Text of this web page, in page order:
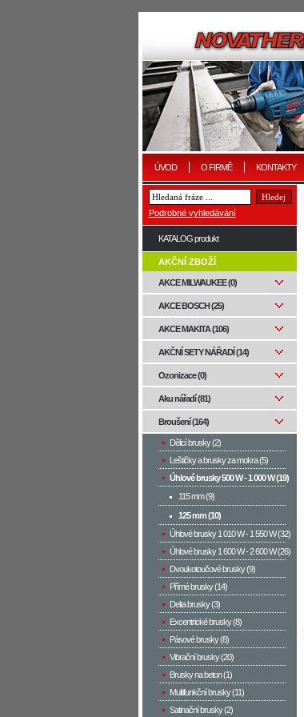
ÚVOD O FIRMĚ KONTAKTY
Podrobné vyhledávání
KATALOG produkt
AKČNÍ ZBOŽÍ
AKCE MILWAUKEE (0)
AKCE BOSCH (25)
AKCE MAKITA (106)
AKČNÍ SETY NÁŘADÍ (14)
Ozonizace (0)
Aku nářadí (81)
Broušení (164)
Dělicí brusky (2)
Leštičky a brusky za mokra (5)
Úhlové brusky 500 W­ - 1 000 W (19)
115 mm (9)
125 mm (10)
Úhlové brusky 1 010 W - 1 550 W (32)
Úhlové brusky 1 600 W - 2 600 W (26)
Dvoukotoučové brusky (9)
Přímé brusky (14)
Delta brusky (3)
Excentrické brusky (8)
Pásové brusky (8)
Vibrační brusky (20)
Brusky na beton (1)
Multifunkční brusky (11)
Satinační brusky (2)